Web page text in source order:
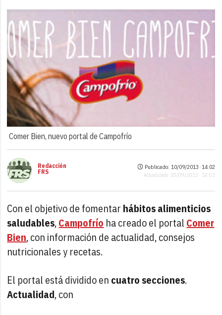
Comer Bien, nuevo portal de Campofrío
Redacción
FRS
Publicado: 10/09/2013 ·14:02
Actualizado: 10/09/2013 · 14:02
Con el objetivo de fomentar hábitos alimenticios
saludables,Campofrío ha creado el portal Comer
Bien, con información de actualidad, consejos
nutricionales y recetas.
El portal está dividido en cuatro secciones.
Actualidad, con